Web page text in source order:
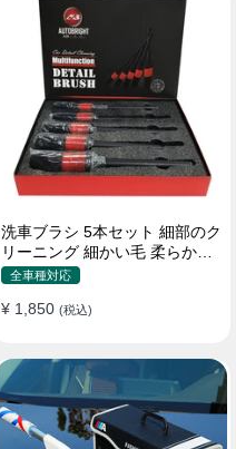
洗車ブラシ 5本セット 細部のク
リーニング 細かい毛 柔らかい
豚毛 ディテールブラシ
全車種対応
¥ 1,850 (税込)